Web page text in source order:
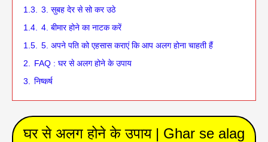
1.3.
3. सुबह देर से सो कर उठे
1.4.
4. बीमार होने का नाटक करें
1.5.
5. अपने पति को एहसास कराएं कि आप अलग होना चाहती हैं
2.
FAQ : घर से अलग होने के उपाय
3.
निष्कर्ष
घर से अलग होने के उपाय | Ghar se alag